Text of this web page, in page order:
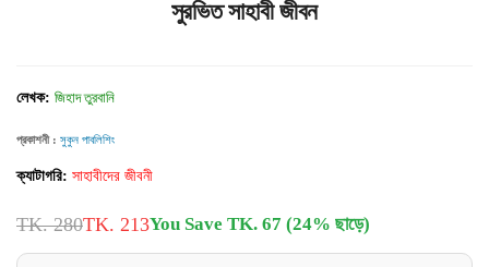
সুরভিত সাহাবী জীবন
লেখক: জিহাদ তুরবানি
প্রকাশনী : সুকুন পাবলিশিং
ক্যাটাগরি: সাহাবীদের জীবনী
TK. 280TK. 213You Save TK. 67 (24% ছাড়ে)